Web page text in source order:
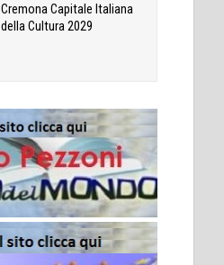
Cremona Capitale Italiana
della Cultura 2029